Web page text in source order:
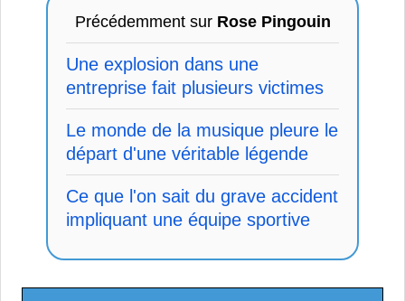
Précédemment sur Rose Pingouin
Une explosion dans une
entreprise fait plusieurs victimes
Le monde de la musique pleure le
départ d'une véritable légende
Ce que l'on sait du grave accident
impliquant une équipe sportive